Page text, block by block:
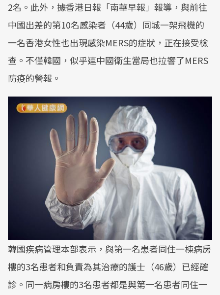
2名。此外，據香港日報「南華早報」報導，與前往
中國出差的第10名感染者（44歲）同城一架飛機的
一名香港女性也出現感染MERS的症狀，正在接受檢
查。不僅韓國，似乎連中國衛生當局也拉響了MERS
防疫的警報。
韓國疾病管理本部表示，與第一名患者同住一棟病房
樓的3名患者和負責為其治療的護士（46歲）已經確
診。同一病房樓的3名患者都是與第一名患者同住一